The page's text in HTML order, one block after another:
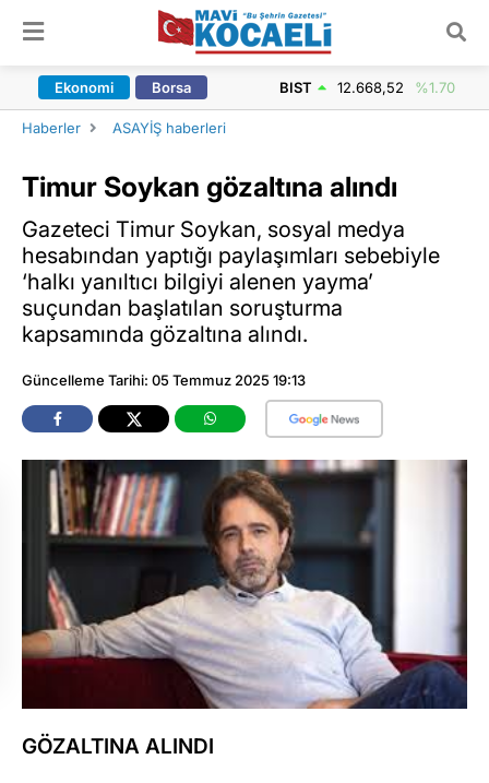
Ekonomi Borsa BIST 12.668,52 %1.70
Haberler ASAYİŞ haberleri
Timur Soykan gözaltına alındı
Gazeteci Timur Soykan, sosyal medya
hesabından yaptığı paylaşımları sebebiyle
‘halkı yanıltıcı bilgiyi alenen yayma’
suçundan başlatılan soruşturma
kapsamında gözaltına alındı.
Güncelleme Tarihi: 05 Temmuz 2025 19:13
GÖZALTINA ALINDI